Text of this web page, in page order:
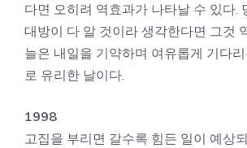
다면 오히려 역효과가 나타날 수 있다.
대방이 다 알 것이라 생각한다면 그것
늘은 내일을 기약하며 여유롭게 기다
로 유리한 날이다.
1998
고집을 부리면 갈수록 힘든 일이 예상